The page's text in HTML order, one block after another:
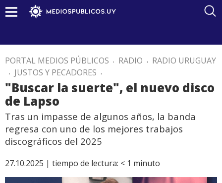
PORTAL MEDIOS PÚBLICOS . RADIO . RADIO URUGUAY
. JUSTOS Y PECADORES .
"Buscar la suerte", el nuevo disco
de Lapso
Tras un impasse de algunos años, la banda
regresa con uno de los mejores trabajos
discográficos del 2025
27.10.2025 | tiempo de lectura: < 1 minuto